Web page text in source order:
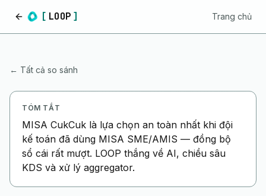
[ LOOP ]
Trang chủ
Trang chủ
← Tất cả so sánh
TÓM TẮT
MISA CukCuk là lựa chọn an toàn nhất khi đội
kế toán đã dùng MISA SME/AMIS — đồng bộ
sổ cái rất mượt. LOOP thắng về AI, chiều sâu
KDS và xử lý aggregator.